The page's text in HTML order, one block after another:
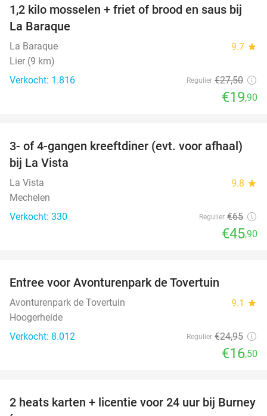
28%
1,2 kilo mosselen + friet of brood en saus bij
La Baraque
La Baraque 9.7 star
Lier (9 km)
Verkocht: 1.816
Regulier €27,50
€19,90
29%
3- of 4-gangen kreeftdiner (evt. voor afhaal)
bij La Vista
La Vista 9.8 star
Mechelen
Verkocht: 330
Regulier €65
€45,90
Entree voor Avonturenpark de Tovertuin
Avonturenpark de Tovertuin 9.1 star
Hoogerheide
Verkocht: 8.012
Regulier €24,95
€16,50
37%
2 heats karten + licentie voor 24 uur bij Burney